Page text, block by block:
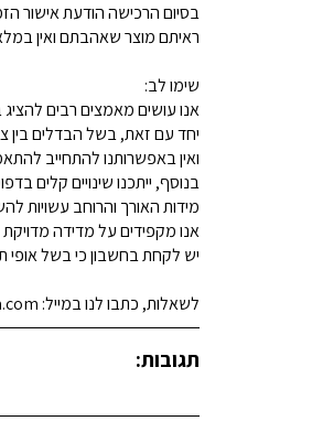
בסיום הרכישה הודעת אישור
ראיתם מוצר שאהבתם ואין במלאי /
שימו לב:
אנו עושים מאמצים רבים
יחד עם זאת, בשל הבדלים בין
ואין באפשרותנו להתחייב
בנוסף, ייתכנו שינויים קלים
מידות האורך והרוחב עשויות להשתנות
אנו מקפידים על מדידה
יש לקחת בחשבון כי בשל אופי
לשאלות, כתבו לנו במייל: info@migvanalaska.com
תגובות: